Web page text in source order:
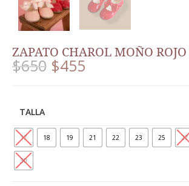
ZAPATO CHAROL MOÑO ROJO
$650 $455
TALLA
17 18 19 21 22 23 25 27
30